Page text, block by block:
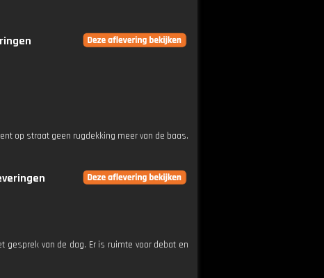
op straat geen rugdekking meer van de baas.
gesprek van de dag. Er is ruimte voor debat en